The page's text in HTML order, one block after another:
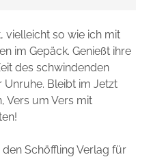
vielleicht so wie ich mit
im Gepäck. Genießt ihre
des schwindenden
Unruhe. Bleibt im Jetzt
Vers um Vers mit
Schöffling Verlag für